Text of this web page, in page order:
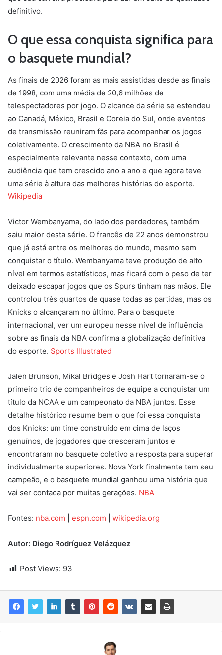
definitivo.
O que essa conquista significa para
o basquete mundial?
As finais de 2026 foram as mais assistidas desde as finais
de 1998, com uma média de 20,6 milhões de
telespectadores por jogo. O alcance da série se estendeu
ao Canadá, México, Brasil e Coreia do Sul, onde eventos
de transmissão reuniram fãs para acompanhar os jogos
coletivamente. O crescimento da NBA no Brasil é
especialmente relevante nesse contexto, com uma
audiência que tem crescido ano a ano e que agora teve
uma série à altura das melhores histórias do esporte.
Wikipedia
Victor Wembanyama, do lado dos perdedores, também
saiu maior desta série. O francês de 22 anos demonstrou
que já está entre os melhores do mundo, mesmo sem
conquistar o título. Wembanyama teve produção de alto
nível em termos estatísticos, mas ficará com o peso de ter
deixado escapar jogos que os Spurs tinham nas mãos. Ele
controlou três quartos de quase todas as partidas, mas os
Knicks o alcançaram no último. Para o basquete
internacional, ver um europeu nesse nível de influência
sobre as finais da NBA confirma a globalização definitiva
do esporte. Sports Illustrated
Jalen Brunson, Mikal Bridges e Josh Hart tornaram-se o
primeiro trio de companheiros de equipe a conquistar um
título da NCAA e um campeonato da NBA juntos. Esse
detalhe histórico resume bem o que foi essa conquista
dos Knicks: um time construído em cima de laços
genuínos, de jogadores que cresceram juntos e
encontraram no basquete coletivo a resposta para superar
individualmente superiores. Nova York finalmente tem seu
campeão, e o basquete mundial ganhou uma história que
vai ser contada por muitas gerações. NBA
Fontes: nba.com espn.com wikipedia.org
Autor: Diego Rodríguez Velázquez
Post Views: 93